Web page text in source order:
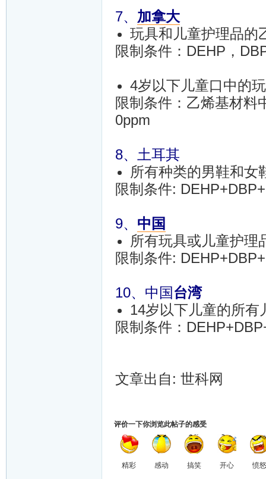
7、 加拿大
玩具和儿童护理品的
限制条件：DEHP，
4岁以下儿童口中的
限制条件：乙烯基材料
0ppm
8、土耳其
所有种类的男鞋和女
限制条件:
9、 中国
所有玩具或儿童护理
限制条件:
10、中国 台湾
14岁以下儿童的所有
限制条件：
文章出自: 世科网
评价一下你浏览此帖子的感受
精彩 感动 搞笑 开心 愤怒